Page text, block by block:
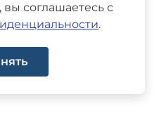
вы соглашаетесь с
.